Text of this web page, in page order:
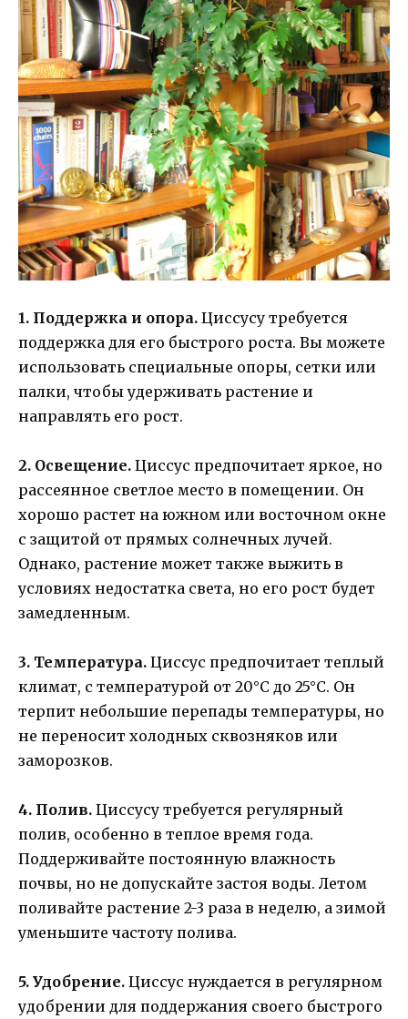
1. Поддержка и опора. Циссусу требуется
поддержка для его быстрого роста. Вы можете
использовать специальные опоры, сетки или
палки, чтобы удерживать растение и
направлять его рост.
2. Освещение. Циссус предпочитает яркое, но
рассеянное светлое место в помещении. Он
хорошо растет на южном или восточном окне
с защитой от прямых солнечных лучей.
Однако, растение может также выжить в
условиях недостатка света, но его рост будет
замедленным.
3. Температура. Циссус предпочитает теплый
климат, с температурой от 20°C до 25°C. Он
терпит небольшие перепады температуры, но
не переносит холодных сквозняков или
заморозков.
4. Полив. Циссусу требуется регулярный
полив, особенно в теплое время года.
Поддерживайте постоянную влажность
почвы, но не допускайте застоя воды. Летом
поливайте растение 2-3 раза в неделю, а зимой
уменьшите частоту полива.
5. Удобрение. Циссус нуждается в регулярном
удобрении для поддержания своего быстрого